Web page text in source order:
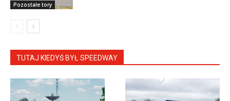
Pozostałe tory
TUTAJ KIEDYŚ BYŁ SPEEDWAY